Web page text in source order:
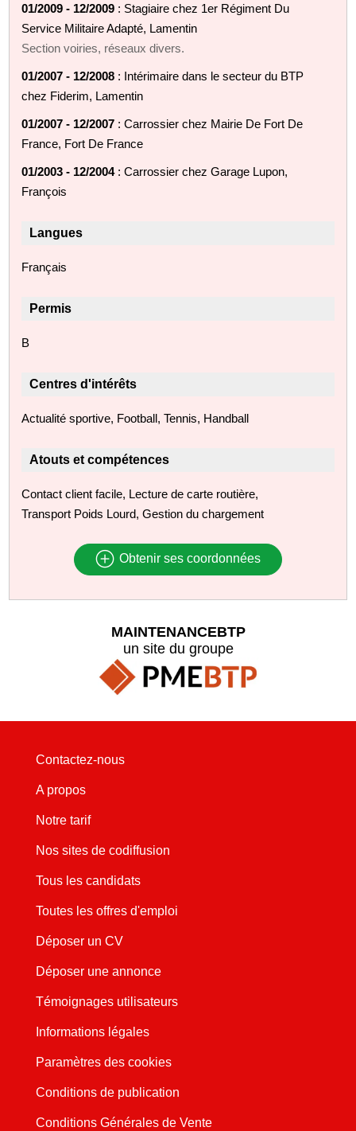
01/2009 - 12/2009 : Stagiaire chez 1er Régiment Du
Service Militaire Adapté, Lamentin
Section voiries, réseaux divers.
01/2007 - 12/2008 : Intérimaire dans le secteur du BTP
chez Fiderim, Lamentin
01/2007 - 12/2007 : Carrossier chez Mairie De Fort De
France, Fort De France
01/2003 - 12/2004: Carrossier chez Garage Lupon,
François
Langues
Français
Permis
B
Centres d'intérêts
Actualité sportive, Football, Tennis, Handball
Atouts et compétences
Contact client facile, Lecture de carte routière,
Transport Poids Lourd, Gestion du chargement
Obtenir ses coordonnées
MAINTENANCEBTP
un site du groupe
Contactez-nous
A propos
Notre tarif
Nos sites de codiffusion
Tous les candidats
Toutes les offres d'emploi
Déposer un CV
Déposer une annonce
Témoignages utilisateurs
Informations légales
Paramètres des cookies
Conditions de publication
Conditions Générales de Vente